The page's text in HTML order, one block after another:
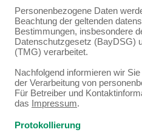
Personenbezogene Daten
Beachtung der geltenden
Bestimmungen, insbesondere
Datenschutzgesetz (BayDSG)
(TMG) verarbeitet.
Nachfolgend informieren wir
der Verarbeitung von
Für Betreiber und
das Impressum.
Protokollierung